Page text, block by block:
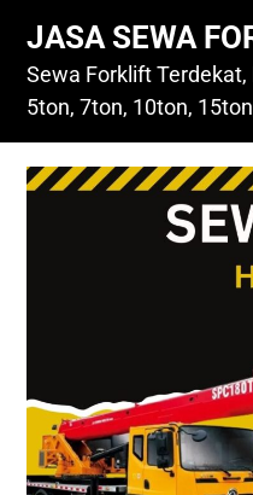
content
JASA SEWA
Sewa Forklift
5ton, 7ton, 10ton,